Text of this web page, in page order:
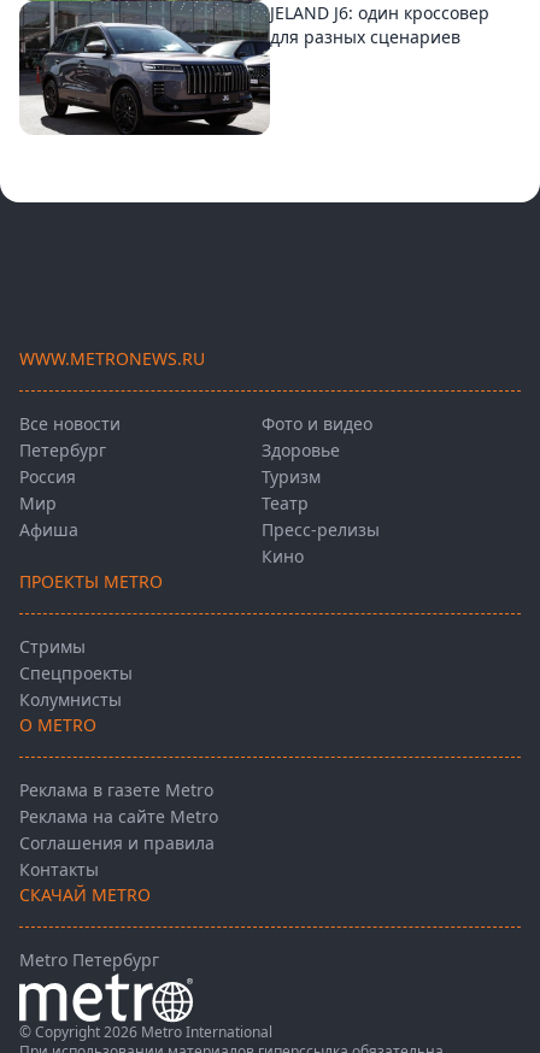
JELAND J6: один кроссовер
для разных сценариев
WWW.METRONEWS.RU
Все новости
Петербург
Россия
Мир
Афиша
Фото и видео
Здоровье
Туризм
Театр
Пресс-релизы
Кино
ПРОЕКТЫ METRO
Стримы
Спецпроекты
Колумнисты
О METRO
Реклама в газете Metro
Реклама на сайте Metro
Соглашения и правила
Контакты
СКАЧАЙ METRO
Metro Петербург
© Copyright 2026 Metro International